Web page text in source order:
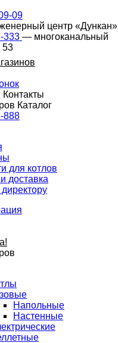
09
центр «Дункан»
333 — многоканальный
53
Контакты
Каталог
888
для котлов
доставка
Напольные
Настенные